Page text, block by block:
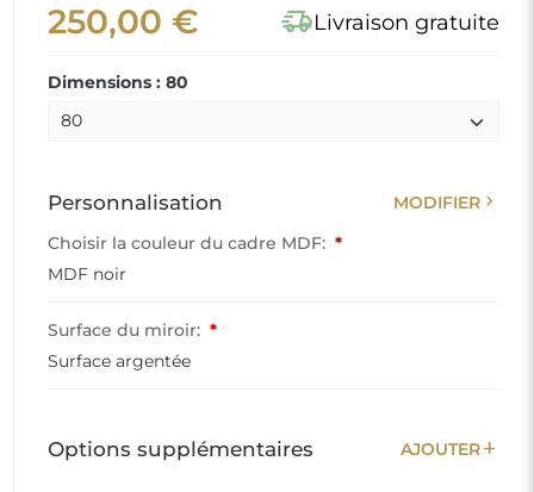
250,00 € delivery_truck_speedLivraison gratuite
Dimensions : 80
Personnalisation MODIFIER chevron_right
Choisir la couleur du cadre MDF: *
MDF noir
Surface du miroir: *
Surface argentée
Options supplémentaires AJOUTERadd